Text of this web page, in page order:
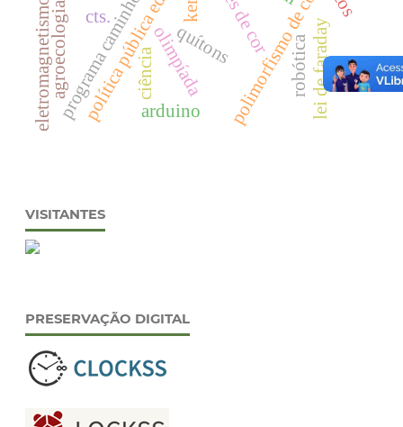
olimpíada polimorfismo de cor
quítons robótica
cts.
agroecologia lei de faraday
eletromagnetismo ciência
arduino
VISITANTES
PRESERVAÇÃO DIGITAL